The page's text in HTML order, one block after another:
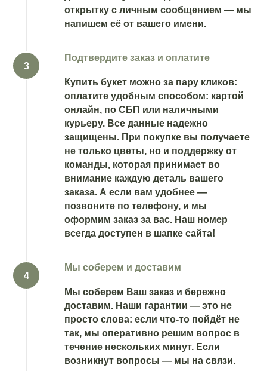
открытку с личным сообщением — мы
напишем её от вашего имени.
Подтвердите заказ и оплатите
Купить букет можно за пару кликов:
оплатите удобным способом: картой
онлайн, по СБП или наличными
курьеру. Все данные надежно
защищены. При покупке вы получаете
не только цветы, но и поддержку от
команды, которая принимает во
внимание каждую деталь вашего
заказа. А если вам удобнее —
позвоните по телефону, и мы
оформим заказ за вас. Наш номер
всегда доступен в шапке сайта!
Мы соберем и доставим
Мы соберем Ваш заказ и бережно
доставим. Наши гарантии — это не
просто слова: если что-то пойдёт не
так, мы оперативно решим вопрос в
течение нескольких минут. Если
возникнут вопросы — мы на связи.